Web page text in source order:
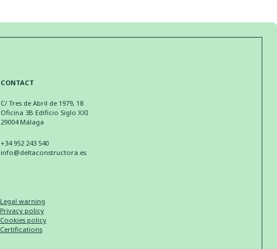
CONTACT
C/ Tres de Abril de 1979, 18
Oficina 3B Edificio Siglo XXI
29004 Málaga
+34 952 243 540
info@deltaconstructora.es
Legal warning
Privacy policy
Cookies policy
Certifications